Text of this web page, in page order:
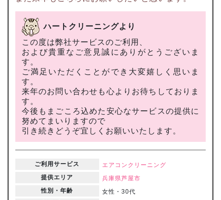
ハートクリーニングより
この度は弊社サービスのご利用、
および貴重なご意見誠にありがとうございま
す。
ご満足いただくことができ大変嬉しく思いま
す。
来年のお問い合わせも心よりお待ちしておりま
す。
今後もまごころ込めた安心なサービスの提供に
努めてまいりますので
引き続きどうぞ宜しくお願いいたします。
ご利用サービス
エアコンクリーニング
提供エリア
兵庫県芦屋市
性別・年齢
女性・30代